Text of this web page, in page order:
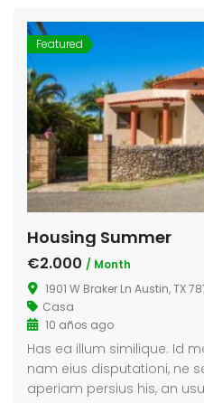
Featured
Housing Summer
€2.000 / Month
1901 W Braker Ln Austin, TX
Casa
10 años ago
Has ea illum similique. Id
nam eius disputationi, ne
aperiam persius his, an